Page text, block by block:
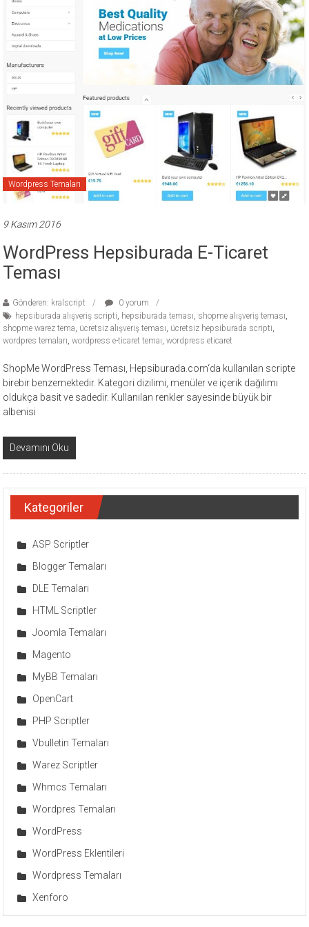
ücretli
temalar,
wordpress
temaları,
php
temaları,
theme
download
sitesi.
Wordpress Temaları
9 Kasım 2016
WordPress Hepsiburada E-Ticaret
Teması
Gönderen: kralscript
0 yorum
hepsiburada alışveriş scripti, hepsiburada teması, shopme alışveriş teması,
shopme warez tema, ücretsiz alışveriş teması, ücretsiz hepsiburada scripti,
wordpres temaları,wordpress e-ticaret temaı,wordpress eticaret
ShopMe WordPress Teması, Hepsiburada.com‘da kullanılan scripte
birebir benzemektedir. Kategori dizilimi, menüler ve içerik dağılımı
oldukça basit ve sadedir. Kullanılan renkler sayesinde büyük bir
albenisi
Devamını Oku
Kategoriler
ASP Scriptler
Blogger Temaları
DLE Temaları
HTML Scriptler
Joomla Temaları
Magento
MyBB Temaları
OpenCart
PHP Scriptler
Vbulletin Temaları
Warez Scriptler
Whmcs Temaları
Wordpres Temaları
WordPress
WordPress Eklentileri
Wordpress Temaları
Xenforo